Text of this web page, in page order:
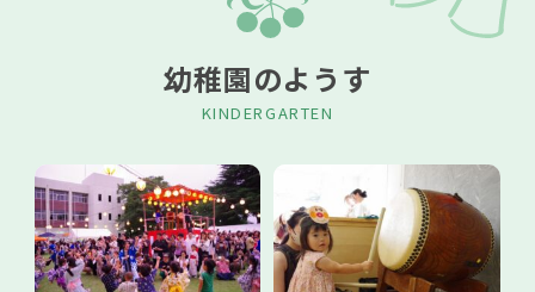
幼稚園のようす
KINDERGARTEN